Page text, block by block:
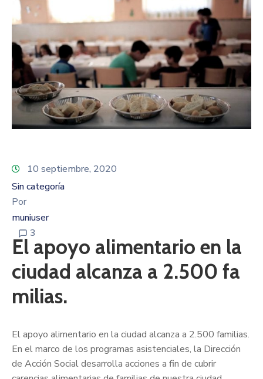
10 septiembre, 2020
Sin categoría
Por
muniuser
3
El apoyo alimentario en la
ciudad alcanza a 2.500 fa
milias.
El apoyo alimentario en la ciudad alcanza a 2.500 familias.
En el marco de los programas asistenciales, la Dirección
de Acción Social desarrolla acciones a fin de cubrir